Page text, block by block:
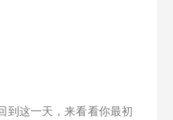
到这一天，来看看你最初